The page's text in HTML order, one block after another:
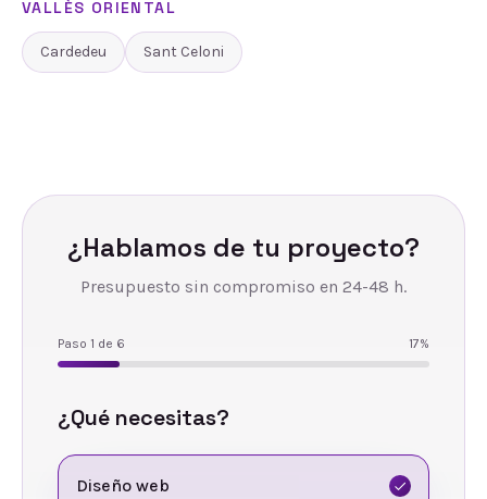
VALLÈS ORIENTAL
Cardedeu Sant Celoni
¿Hablamos de tu proyecto?
Presupuesto sin compromiso en 24-48 h.
Paso 1 de 6 17%
¿Qué necesitas?
Diseño web